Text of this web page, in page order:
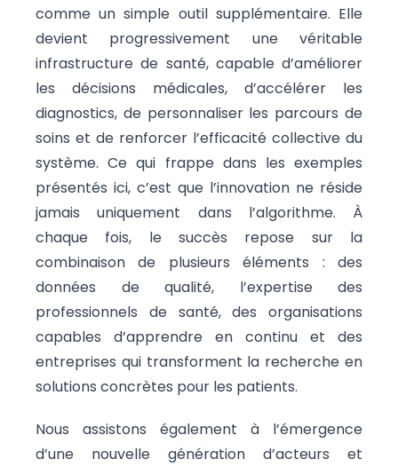
comme un simple outil supplémentaire. Elle
devient progressivement une véritable
infrastructure de santé, capable d’améliorer
les décisions médicales, d’accélérer les
diagnostics, de personnaliser les parcours de
soins et de renforcer l’efficacité collective du
système. Ce qui frappe dans les exemples
présentés ici, c’est que l’innovation ne réside
jamais uniquement dans l’algorithme. À
chaque fois, le succès repose sur la
combinaison de plusieurs éléments : des
données de qualité, l’expertise des
professionnels de santé, des organisations
capables d’apprendre en continu et des
entreprises qui transforment la recherche en
solutions concrètes pour les patients.
Nous assistons également à l’émergence
d’une nouvelle génération d’acteurs et